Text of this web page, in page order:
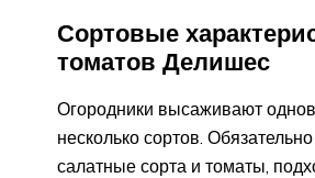
Сортовые
томатов Делишес
Огородники высаживают
несколько сортов.
салатные сорта и томаты,